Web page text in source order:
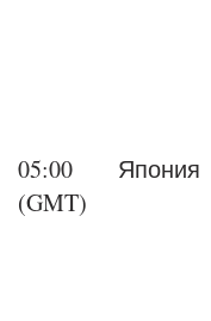
05:00
(GMT)
Япония